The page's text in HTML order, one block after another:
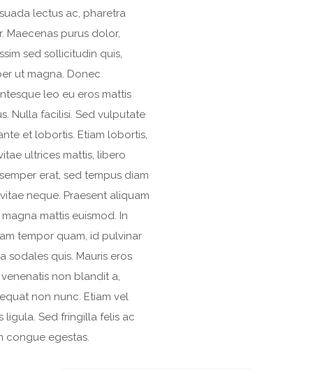
lectus ac, pharetra
Maecenas purus dolor,
sed sollicitudin quis,
ut magna. Donec
leo eu eros mattis
Nulla facilisi. Sed vulputate
et lobortis. Etiam lobortis,
ultrices mattis, libero
erat, sed tempus diam
neque. Praesent aliquam
mattis euismod. In
tempor quam, id pulvinar
sodales quis. Mauris eros
venenatis non blandit a,
non nunc. Etiam vel
ligula. Sed fringilla felis ac
congue egestas.